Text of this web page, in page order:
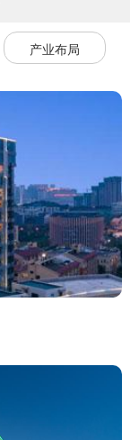
产业布局